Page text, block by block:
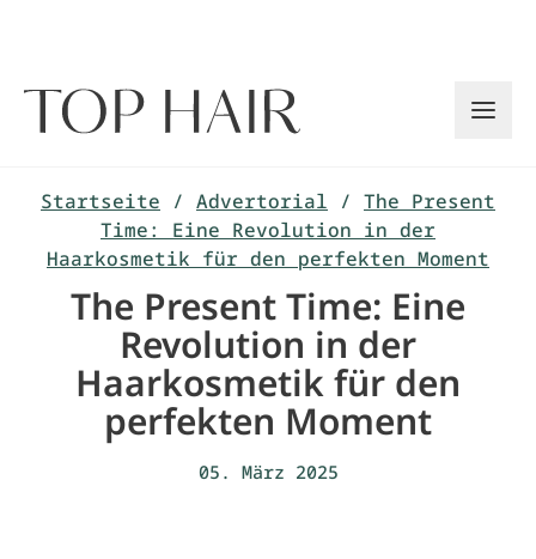
Startseite / Advertorial / The Present
Time: Eine Revolution in der
Haarkosmetik für den perfekten Moment
The Present Time: Eine
Revolution in der
Haarkosmetik für den
perfekten Moment
05. März 2025